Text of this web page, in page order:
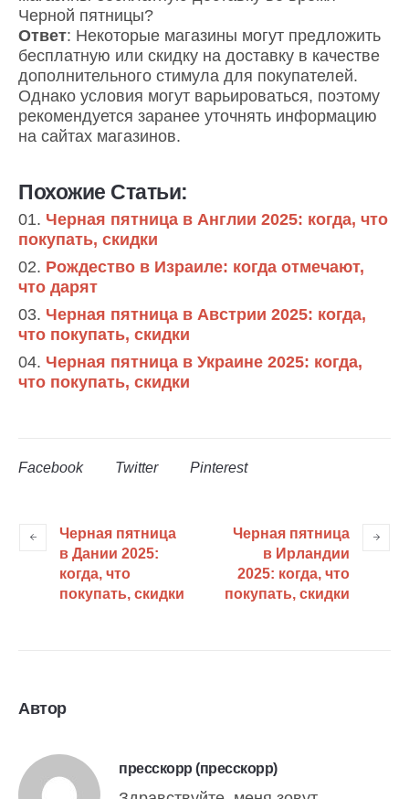
Черной пятницы?
Ответ: Некоторые магазины могут предложить
бесплатную или скидку на доставку в качестве
дополнительного стимула для покупателей.
Однако условия могут варьироваться, поэтому
рекомендуется заранее уточнять информацию
на сайтах магазинов.
Похожие Статьи:
Черная пятница в Англии 2025: когда, что
покупать, скидки
Рождество в Израиле: когда отмечают,
что дарят
Черная пятница в Австрии 2025: когда,
что покупать, скидки
Черная пятница в Украине 2025: когда,
что покупать, скидки
Facebook Twitter Pinterest
Черная пятница
в Дании 2025:
когда, что
покупать, скидки
Черная пятница
в Ирландии
2025: когда, что
покупать, скидки
Автор
пресскорр (пресскорр)